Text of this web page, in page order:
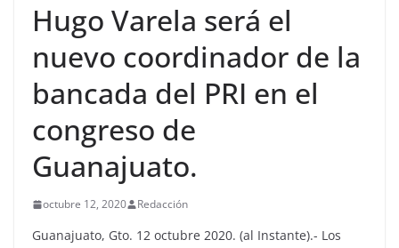
Hugo Varela será el
nuevo coordinador de la
bancada del PRI en el
congreso de
Guanajuato.
octubre 12, 2020 Redacción
Guanajuato, Gto. 12 octubre 2020. (al Instante).- Los